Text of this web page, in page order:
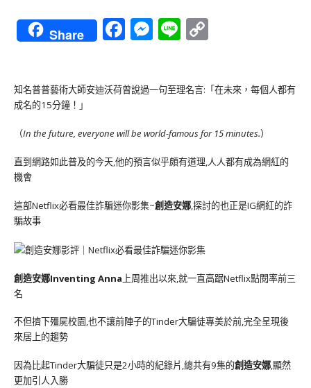
Share Facebook
Messenger
Line
知名普普藝術大師安迪沃荷曾說過一句至理名言:「在未來，每個人都有
成名的15分鐘！」
（In the future, everyone will be world-famous for 15 minutes.）
直到網路如此普及的今天,他的預言似乎頗有道理,人人都有成為網紅的
機會
這部Netflix必看最佳詐騙迷你影集~創造安娜,探討的也正是IG網紅的詐
騙故事
創造安娜Inventing Anna 上周推出以來,就一直高踞Netflix點閱率前三
名
不但擠下殭屍校園,也不讓前陣子的Tinder大騙徒專美於前,完全呈現後
來居上的趨勢
因為比起Tinder大騙徒只是2小時的紀錄片,總共有9集的創造安娜,顯然
更加引人入勝